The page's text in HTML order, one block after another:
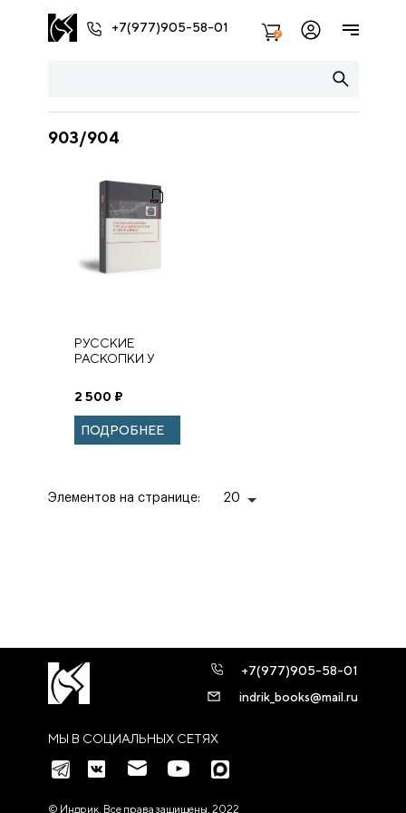
+7(977)905-58-01 2
903/904
РУССКИЕ
РАСКОПКИ У
ВОСКРЕСЕНИЯ
В ИЕРУСАЛИМЕ:
ИСТОЧНИКИ,
ДИСКУССИИ,
2 500 ₽
ПОДРОБНЕЕ
Элементов на странице: 20
МЫ В СОЦИАЛЬНЫХ СЕТЯХ
+7(977)905-58-01
indrik_books@mail.ru
© Индрик. Все права защищены, 2022